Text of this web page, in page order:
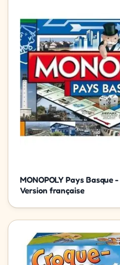
MONOPOLY Pays Basque
Version française